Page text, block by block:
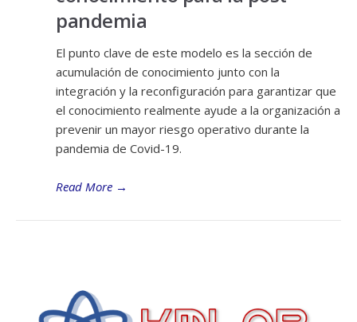
pandemia
El punto clave de este modelo es la sección de
acumulación de conocimiento junto con la
integración y la reconfiguración para garantizar que
el conocimiento realmente ayude a la organización a
prevenir un mayor riesgo operativo durante la
pandemia de Covid-19.
Read More →